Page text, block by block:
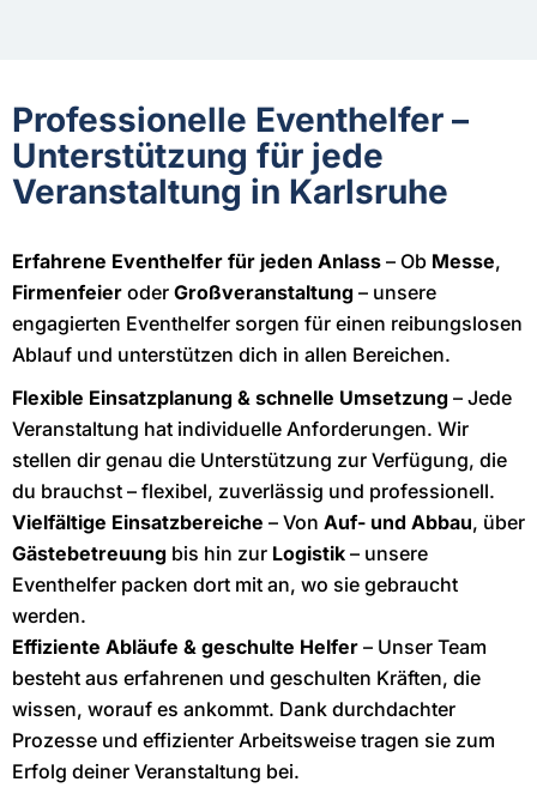
Professionelle Eventhelfer –
Unterstützung für jede
Veranstaltung in Karlsruhe
Erfahrene Eventhelfer für jeden Anlass – Ob Messe,
Firmenfeier oder Großveranstaltung – unsere
engagierten Eventhelfer sorgen für einen reibungslosen
Ablauf und unterstützen dich in allen Bereichen.
Flexible Einsatzplanung & schnelle Umsetzung – Jede
Veranstaltung hat individuelle Anforderungen. Wir
stellen dir genau die Unterstützung zur Verfügung, die
du brauchst – flexibel, zuverlässig und professionell.
Vielfältige Einsatzbereiche – Von Auf- und Abbau, über
Gästebetreuung bis hin zur Logistik – unsere
Eventhelfer packen dort mit an, wo sie gebraucht
werden.
Effiziente Abläufe & geschulte Helfer – Unser Team
besteht aus erfahrenen und geschulten Kräften, die
wissen, worauf es ankommt. Dank durchdachter
Prozesse und effizienter Arbeitsweise tragen sie zum
Erfolg deiner Veranstaltung bei.